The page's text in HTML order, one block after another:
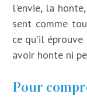
l'envie, la
sent comme
ce qu'il
avoir honte ni
Pour